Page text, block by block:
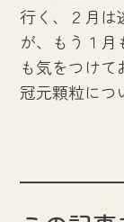
行く、２月は
が、もう１月
も気をつけて
冠元顆粒につ